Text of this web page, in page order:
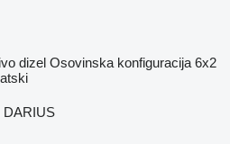
dizel Osovinska konfiguracija 6x2
DARIUS